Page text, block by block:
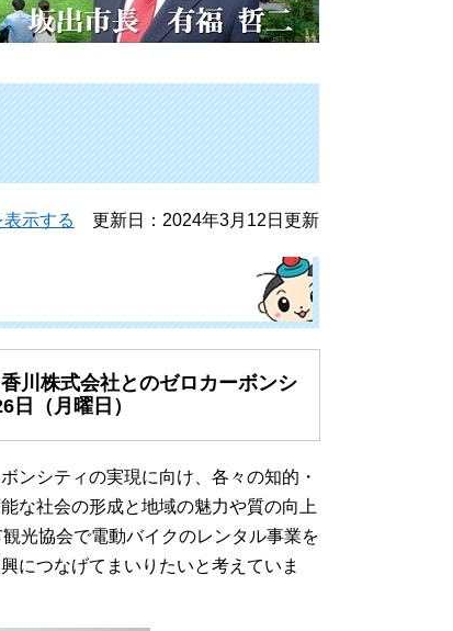
示する 更新日：2024年3月12日更新
川株式会社とのゼロカーボンシ
（月曜日）
ンシティの実現に向け、各々の知的・
な社会の形成と地域の魅力や質の向上
光協会で電動バイクのレンタル事業を
につなげてまいりたいと考えていま